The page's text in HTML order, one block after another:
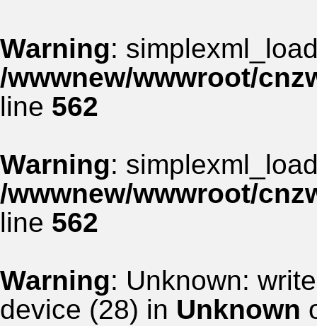
Warning:
/wwwnew/wwwroot/
line 562
Warning:
/wwwnew/wwwroot/
line 562
Warning: Unknown:
device (28) in Unknown